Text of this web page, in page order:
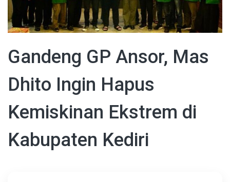
Gandeng GP Ansor, Mas
Dhito Ingin Hapus
Kemiskinan Ekstrem di
Kabupaten Kediri